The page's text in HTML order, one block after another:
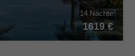
14 Nächte
1619 €